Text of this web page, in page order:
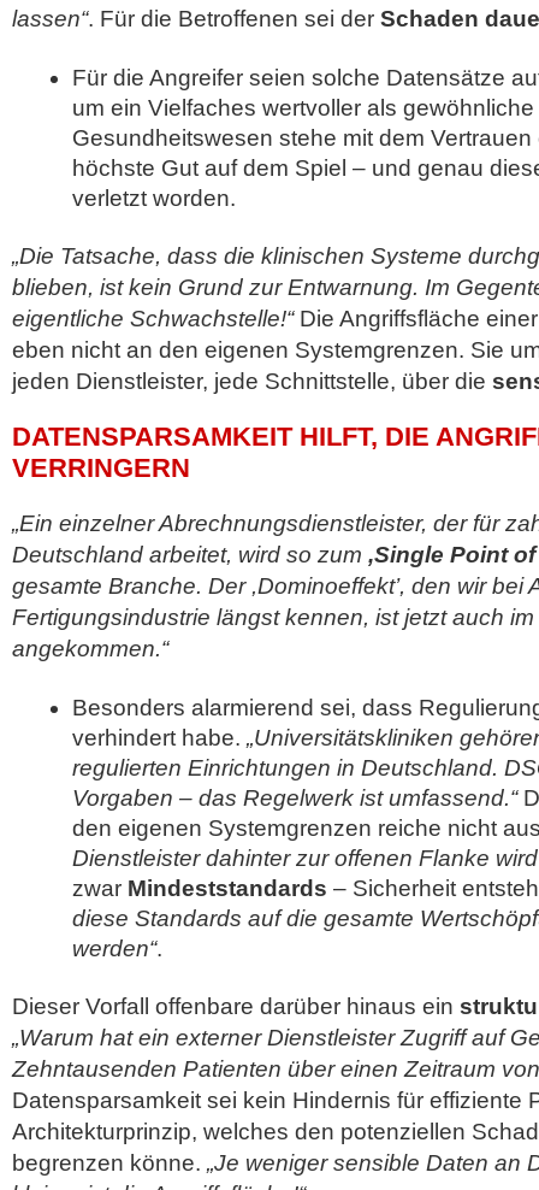
lassen“. Für die Betroffenen sei der Schaden
Für die Angreifer seien solche Datensätze
um ein Vielfaches wertvoller als
Gesundheitswesen stehe mit dem
höchste Gut auf dem Spiel – und genau
verletzt worden.
„Die Tatsache, dass die klinischen Systeme
blieben, ist kein Grund zur Entwarnung. Im
eigentliche Schwachstelle!“Die Angriffsfläche
eben nicht an den eigenen Systemgrenzen. Sie
jeden Dienstleister, jede Schnittstelle, über die
DATENSPARSAMKEIT HILFT, DIE
VERRINGERN
„Ein einzelner Abrechnungsdienstleister, der für
Deutschland arbeitet, wird so zum ,Single Point of
gesamte Branche. Der ,Dominoeffekt’, den wir bei
Fertigungsindustrie längst kennen, ist jetzt auch
angekommen.“
Besonders alarmierend sei, dass
verhindert habe. „Universitätskliniken
regulierten Einrichtungen in Deutschland.
Vorgaben – das Regelwerk ist umfassend.“
den eigenen Systemgrenzen reiche nicht
Dienstleister dahinter zur offenen Flanke
zwar Mindeststandards – Sicherheit
diese Standards auf die gesamte
werden“.
Dieser Vorfall offenbare darüber hinaus ein
„Warum hat ein externer Dienstleister Zugriff auf
Zehntausenden Patienten über einen Zeitraum
Datensparsamkeit sei kein Hindernis für effiziente
Architekturprinzip, welches den potenziellen
begrenzen könne. „Je weniger sensible Daten an